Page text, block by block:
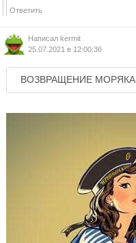
Ответить
Написал kermit
25.07.2021 в 12:00:36
ВОЗВРАЩЕНИЕ МОРЯКА